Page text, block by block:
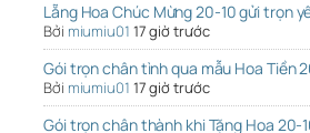
Lẵng Hoa Chúc Mừng 20-10 gửi trọn
Bởi miumiu01 17 giờ trước
Gói trọn chân tình qua mẫu Hoa Tiền
Bởi miumiu01 17 giờ trước
Gói trọn chân thành khi Tặng Hoa 20-